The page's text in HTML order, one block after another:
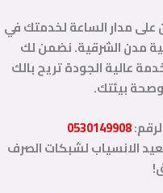
مدار الساعة لخدمتك في
مدن الشرقية. نضمن لك
عالية الجودة تريح بالك
بيئتك.
0530149908
الانسياب لشبكات الصرف